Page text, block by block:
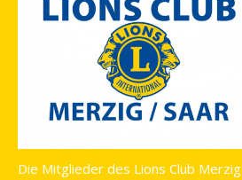
Die Mitglieder des Lions Club